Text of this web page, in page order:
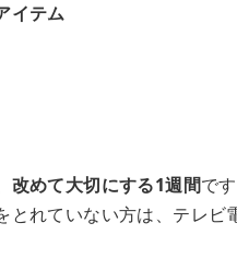
イテム
改めて大切にする1週間です
とれていない方は、テレ